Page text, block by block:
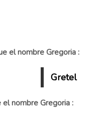
el nombre Gregoria :
Gretel
nombre Gregoria :